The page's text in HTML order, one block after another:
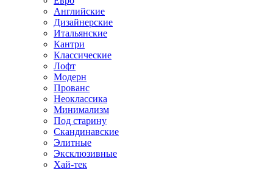
Английские
Дизайнерские
Итальянские
Кантри
Классические
Лофт
Модерн
Прованс
Неоклассика
Минимализм
Под старину
Скандинавские
Элитные
Эксклюзивные
Хай-тек